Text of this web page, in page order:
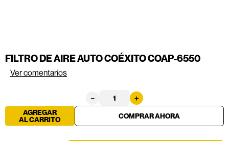
FILTRO DE AIRE AUTO COÉXITO COAP-6550
Ver comentarios
＋
－
AGREGAR
AL CARRITO